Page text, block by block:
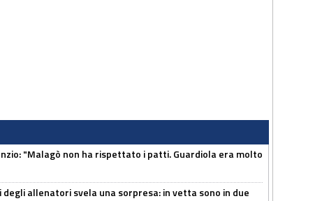
"Malagò non ha rispettato i patti. Guardiola era molto
allenatori svela una sorpresa: in vetta sono in due